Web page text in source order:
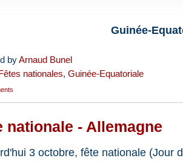
Guinée-
byArnaud Bunel
Fêtes nationales, Guinée-Equatoriale
nationale - Allemagne
3 octobre, fête nationale (Jour